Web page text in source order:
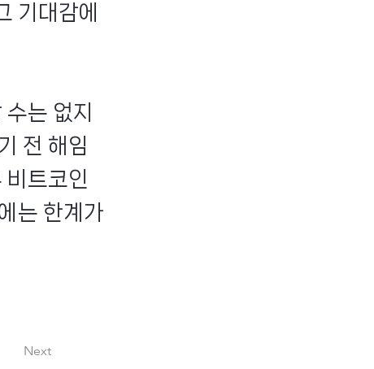
기대감에
는 없지
전 해임
비트코인
는 한계가
Next